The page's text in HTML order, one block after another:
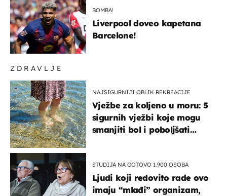
ZDRAVLJE
NAJSIGURNIJI OBLIK REKREACIJE
Vježbe za koljeno u moru: 5
sigurnih vježbi koje mogu
smanjiti bol i poboljšati
STUDIJA NA GOTOVO 1.900 OSOBA
Ljudi koji redovito rade ovo
imaju “mlađi” organizam,
BOMBA!
Liverpool doveo kapetana
Barcelone!